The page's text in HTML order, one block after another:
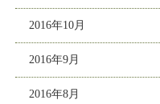
2016年10月
2016年9月
2016年8月